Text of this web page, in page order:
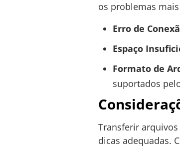
os problemas
Erro de
Espaço
Formato de
suportados
Transferir arquivos
dicas adequadas.